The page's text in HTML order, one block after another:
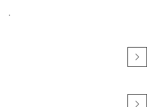
manual or contact your local Cat